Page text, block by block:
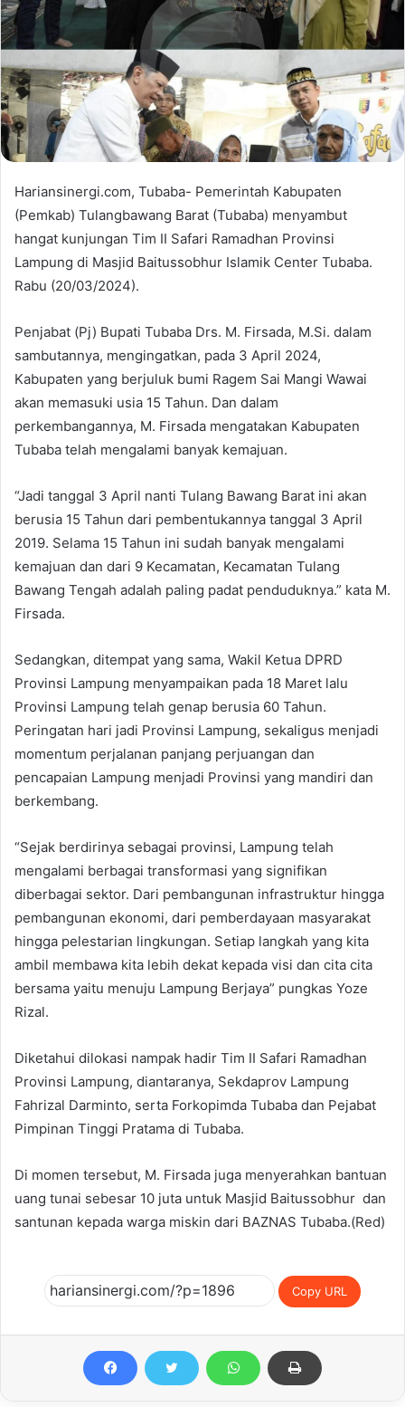
Hariansinergi.com, Tubaba- Pemerintah Kabupaten
(Pemkab) Tulangbawang Barat (Tubaba) menyambut
hangat kunjungan Tim II Safari Ramadhan Provinsi
Lampung di Masjid Baitussobhur Islamik Center Tubaba.
Rabu (20/03/2024).
Penjabat (Pj) Bupati Tubaba Drs. M. Firsada, M.Si. dalam
sambutannya, mengingatkan, pada 3 April 2024,
Kabupaten yang berjuluk bumi Ragem Sai Mangi Wawai
akan memasuki usia 15 Tahun. Dan dalam
perkembangannya, M. Firsada mengatakan Kabupaten
Tubaba telah mengalami banyak kemajuan.
“Jadi tanggal 3 April nanti Tulang Bawang Barat ini akan
berusia 15 Tahun dari pembentukannya tanggal 3 April
2019. Selama 15 Tahun ini sudah banyak mengalami
kemajuan dan dari 9 Kecamatan, Kecamatan Tulang
Bawang Tengah adalah paling padat penduduknya.” kata M.
Firsada.
Sedangkan, ditempat yang sama, Wakil Ketua DPRD
Provinsi Lampung menyampaikan pada 18 Maret lalu
Provinsi Lampung telah genap berusia 60 Tahun.
Peringatan hari jadi Provinsi Lampung, sekaligus menjadi
momentum perjalanan panjang perjuangan dan
pencapaian Lampung menjadi Provinsi yang mandiri dan
berkembang.
“Sejak berdirinya sebagai provinsi, Lampung telah
mengalami berbagai transformasi yang signifikan
diberbagai sektor. Dari pembangunan infrastruktur hingga
pembangunan ekonomi, dari pemberdayaan masyarakat
hingga pelestarian lingkungan. Setiap langkah yang kita
ambil membawa kita lebih dekat kepada visi dan cita cita
bersama yaitu menuju Lampung Berjaya” pungkas Yoze
Rizal.
Diketahui dilokasi nampak hadir Tim II Safari Ramadhan
Provinsi Lampung, diantaranya, Sekdaprov Lampung
Fahrizal Darminto, serta Forkopimda Tubaba dan Pejabat
Pimpinan Tinggi Pratama di Tubaba.
Di momen tersebut, M. Firsada juga menyerahkan bantuan
uang tunai sebesar 10 juta untuk Masjid Baitussobhur dan
santunan kepada warga miskin dari BAZNAS Tubaba.(Red)
Copy URL